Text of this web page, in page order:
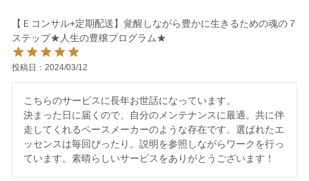
【Ｅコンサル+定期配送】覚醒しながら豊かに生きるための魂の７
ステップ★人生の豊穣プログラム★
投稿日 2024/03/12
こちらのサービスに長年お世話になっています。
決まった日に届くので、自分のメンテナンスに最適。共に伴
走してくれるペースメーカーのような存在です。選ばれたエ
ッセンスは毎回ぴったり。説明を参照しながらワークを行っ
ています。素晴らしいサービスをありがとうございます！